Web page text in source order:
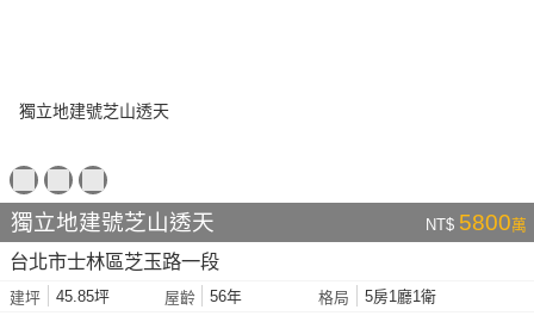
獨立地建號芝山透天 NT$ 5800萬
台北市士林區芝玉路一段
建坪 45.85坪 屋齡 56年 格局 5房1廳1衛